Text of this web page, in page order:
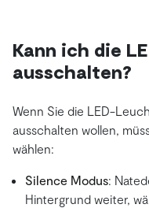
Kann ich die
ausschalten?
Wenn Sie die LED-
ausschalten wollen,
wählen:
Silence Modus:
Hintergrund weiter,